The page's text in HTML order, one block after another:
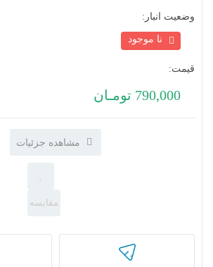
وضعیت انبار:
نا موجود
قیمت:
790,000 تومـان
مشاهده جزئیات